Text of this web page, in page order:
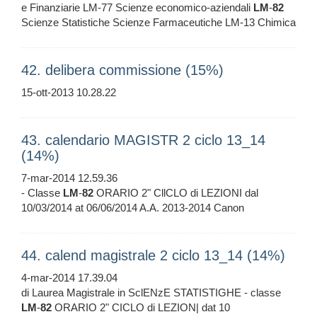
e Finanziarie LM-77 Scienze economico-aziendali LM-82
Scienze Statistiche Scienze Farmaceutiche LM-13 Chimica
42. delibera commissione (15%)
15-ott-2013 10.28.22
43. calendario MAGISTR 2 ciclo 13_14
(14%)
7-mar-2014 12.59.36
- Classe LM-82 ORARIO 2" CllCLO di LEZIONI dal
10/03/2014 at 06/06/2014 A.A. 2013-2014 Canon
44. calend magistrale 2 ciclo 13_14 (14%)
4-mar-2014 17.39.04
di Laurea Magistrale in SclENzE STATISTIGHE - classe
LM-82 ORARIO 2" CICLO di LEZION| dat 10